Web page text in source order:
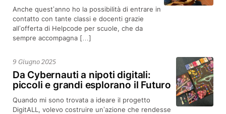
Anche quest’anno ho la possibilità di entrare in
contatto con tante classi e docenti grazie
all’offerta di Helpcode per scuole, che da
sempre accompagna […]
Da Cybernauti a nipoti digitali:
piccoli e grandi esplorano il Futuro
9 Giugno 2025
Quando mi sono trovata a ideare il progetto
DigitALL, volevo costruire un’azione che rendesse